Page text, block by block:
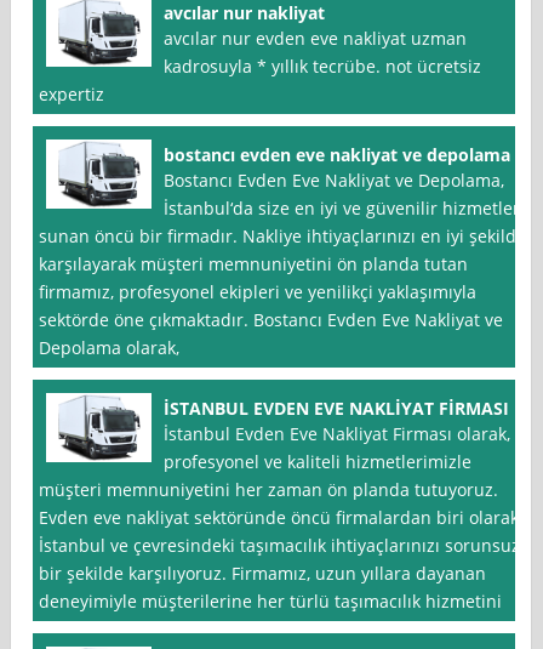
avcılar nur nakliyat
avcılar nur evden eve nakliyat uzman
kadrosuyla * yıllık tecrübe. not ücretsiz
expertiz
bostancı evden eve nakliyat ve depolama
Bostancı Evden Eve Nakliyat ve Depolama,
İstanbul‘da size en iyi ve güvenilir hizmetleri
sunan öncü bir firmadır. Nakliye ihtiyaçlarınızı en iyi şekilde
karşılayarak müşteri memnuniyetini ön planda tutan
firmamız, profesyonel ekipleri ve yenilikçi yaklaşımıyla
sektörde öne çıkmaktadır. Bostancı Evden Eve Nakliyat ve
Depolama olarak,
İSTANBUL EVDEN EVE NAKLİYAT FİRMASI
İstanbul Evden Eve Nakliyat Firması olarak,
profesyonel ve kaliteli hizmetlerimizle
müşteri memnuniyetini her zaman ön planda tutuyoruz.
Evden eve nakliyat sektöründe öncü firmalardan biri olarak,
İstanbul ve çevresindeki taşımacılık ihtiyaçlarınızı sorunsuz
bir şekilde karşılıyoruz. Firmamız, uzun yıllara dayanan
deneyimiyle müşterilerine her türlü taşımacılık hizmetini